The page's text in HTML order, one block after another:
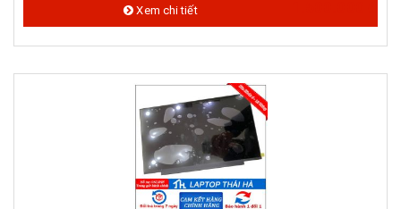
Xem chi tiết